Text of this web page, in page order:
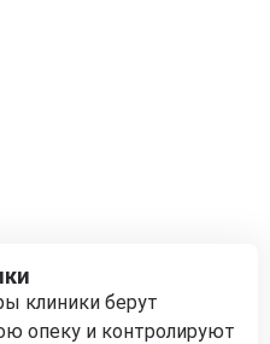
клиники берут
опеку и контролируют